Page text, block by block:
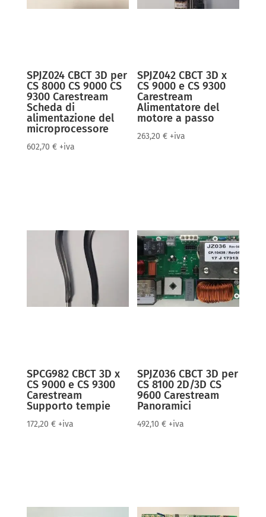
SPJZ024 CBCT 3D per
CS 8000 CS 9000 CS
9300 Carestream
Scheda di
alimentazione del
microprocessore
602,70 € +iva
SPJZ042 CBCT 3D x
CS 9000 e CS 9300
Carestream
Alimentatore del
motore a passo
263,20€ +iva
SPCG982 CBCT 3D x
CS 9000 e CS 9300
Carestream
Supporto tempie
172,20 € +iva
SPJZ036 CBCT 3D per
CS 8100 2D/3D CS
9600 Carestream
Panoramici
492,10€ +iva